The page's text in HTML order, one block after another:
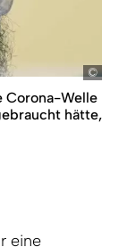
Corona-Welle
hätte,
eine